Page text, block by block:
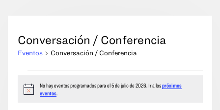
Conversación / Conferencia
Eventos Conversación / Conferencia
del
Aviso
No hay eventos programados para el 5 de julio de 2026. Ir a lospróximos
eventos.